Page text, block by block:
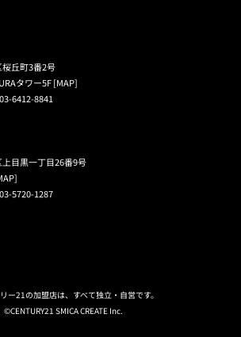
丘町3番2号
タワー5F[MAP]
6412-8841
目黒一丁目26番9号
5720-1287
ー21の加盟店は、すべて独立・自営です。
©CENTURY21 SMICA CREATE Inc.